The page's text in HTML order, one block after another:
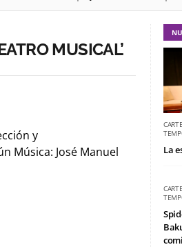
MUSICAL’
y
Música: José Manuel
La